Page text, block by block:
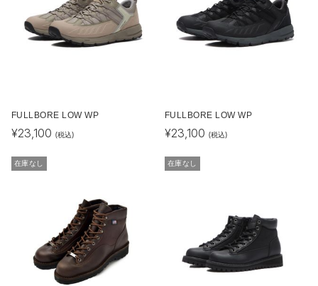
FULLBORE LOW WP
¥23,100 (税込)
FULLBORE LOW WP
¥23,100 (税込)
在庫なし 在庫なし